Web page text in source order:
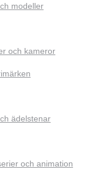
modeller
och kameror
ädelstenar
och animation